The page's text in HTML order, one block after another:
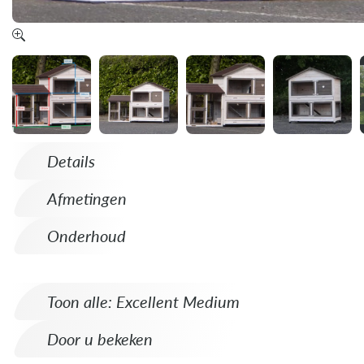
Details
Afmetingen
Onderhoud
Toon alle: Excellent Medium
Door u bekeken